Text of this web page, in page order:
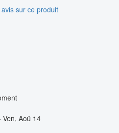
sur ce produit
Ven, Aoû 14